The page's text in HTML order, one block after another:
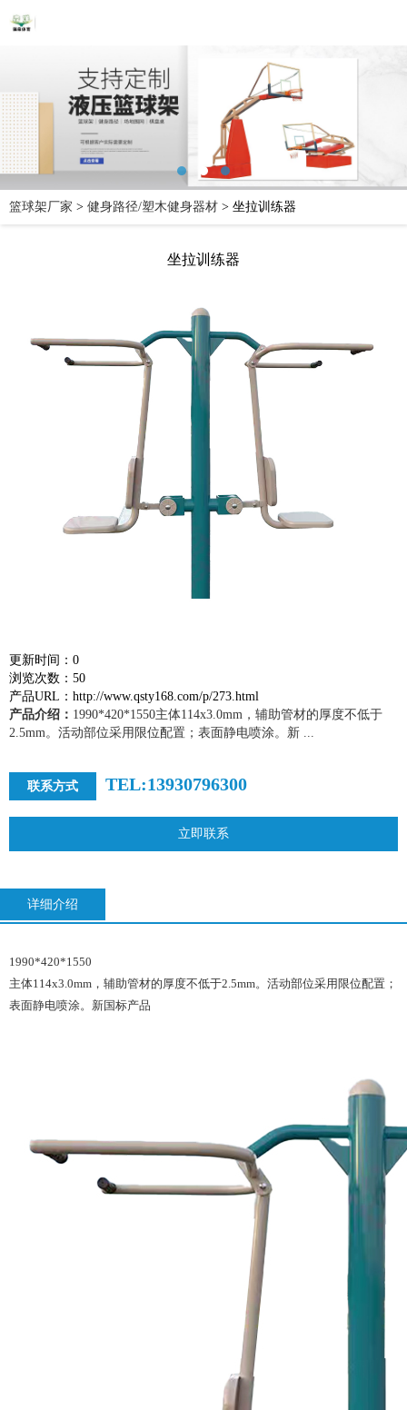
篮球架厂家 > 健身路径/塑木健身器材 > 坐拉训练器
坐拉训练器
更新时间：0
浏览次数：50
产品URL：http://www.qsty168.com/p/273.html
产品介绍： 1990*420*1550主体114x3.0mm，辅助管材的厚度不低于
2.5mm。活动部位采用限位配置；表面静电喷涂。新 ...
联系方式 TEL:13930796300
立即联系
详细介绍
1990*420*1550
主体114x3.0mm，辅助管材的厚度不低于2.5mm。活动部位采用限位配置；
表面静电喷涂。新国标产品